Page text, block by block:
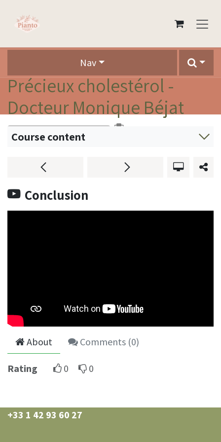
Nav
Précieux cholestérol -
Docteur Monique Béjat
Course content
Conclusion
About Comments (0)
Rating 0 0
+33 1 42 93 60 27